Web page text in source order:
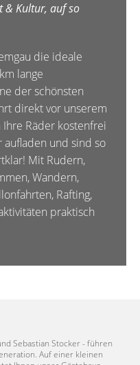
& Kultur, auf so
die ideale
lange
der schönsten
direkt vor unserem
Räder kostenfrei
aufladen und sind so
Mit Rudern,
Wandern,
Rafting,
praktisch
Sebastian Stocker - führen
Auf einer kleinen